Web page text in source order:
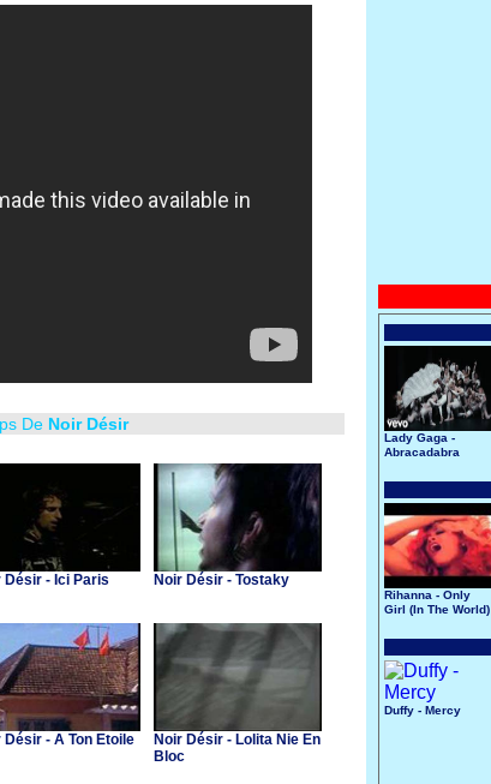
De Noir Désir
Désir - Ici Paris Noir Désir - Tostaky
Désir - A Ton Etoile
Noir Désir - Lolita Nie En
Bloc
Lady Gaga -
Abracadabra
Rihanna - Only
Girl (In The World)
Duffy - Mercy